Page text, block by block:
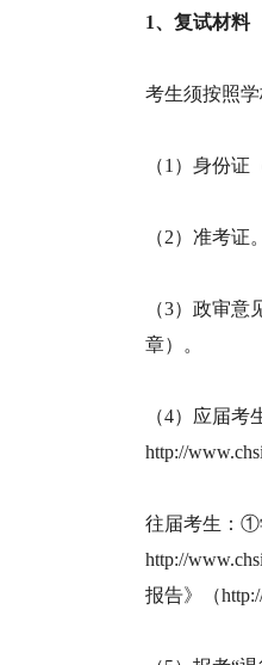
1、复试材料
考生须按照
（1）身份证
（2）准考证。
（3）政审
章）。
（4）应届
http://
往届考生：①
http://
报告》（